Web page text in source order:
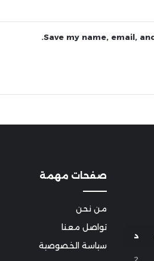
Save my name, email,
د
صفحات مهمة
من نحن
تواصل معنا
سياسة الخصوصية